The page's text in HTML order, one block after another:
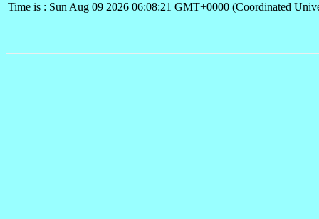
Time is : Sun Aug 09 2026 06:08:21 GMT+0000 (Coordinated